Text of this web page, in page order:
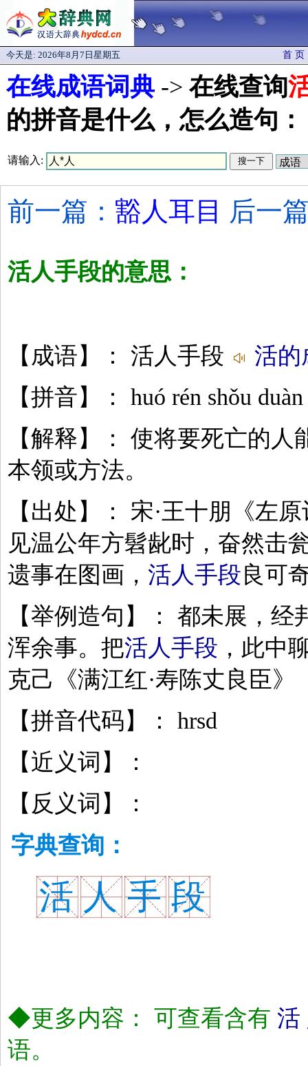
今天是: 2026年8月7日星期五 首 页
在线成语词典 -> 在线查询
的拼音是什么，怎么造句：
请输入:
前一篇： 豁人耳目 后一
活人手段的意思：
【成语】： 活人手段
活的
【拼音】： huó rén shǒu duàn
【解释】： 使将要死亡的人
本领或方法。
【出处】： 宋·王十朋《左
见温公年方髫龀时，奋然击
遗事在图画， 活人手段良可
【举例造句】： 都未展，经
浑余事。把活人手段 ，此中
克己《满江红·寿陈丈良臣》
【拼音代码】： hrsd
【近义词】：
【反义词】：
字典查询：
活 人 手 段
◆更多内容： 可查看含有 活
语。